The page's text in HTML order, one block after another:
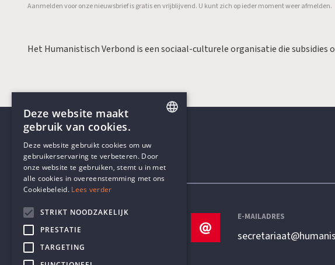
Aanmelden voor onze nieuwsbrief is gratis en vrijblijvend. U kunt zich op ieder moment weer afmelden.
Het Humanistisch Verbond is een sociaal-culturele organisatie die subsidies
Contactgegevens
TELEFOON
+32 3 233 70 32
E-MAILADRES
DUTCH
Deze website maakt
gebruik van cookies.
Deze website gebruikt cookies om uw
gebruikerservaring te verbeteren. Door
onze website te gebruiken, stemt u in met
alle cookies in overeenstemming met ons
Cookiebeleid. Lees verder
STRIKT NOODZAKELIJK
PRESTATIE
TARGETING